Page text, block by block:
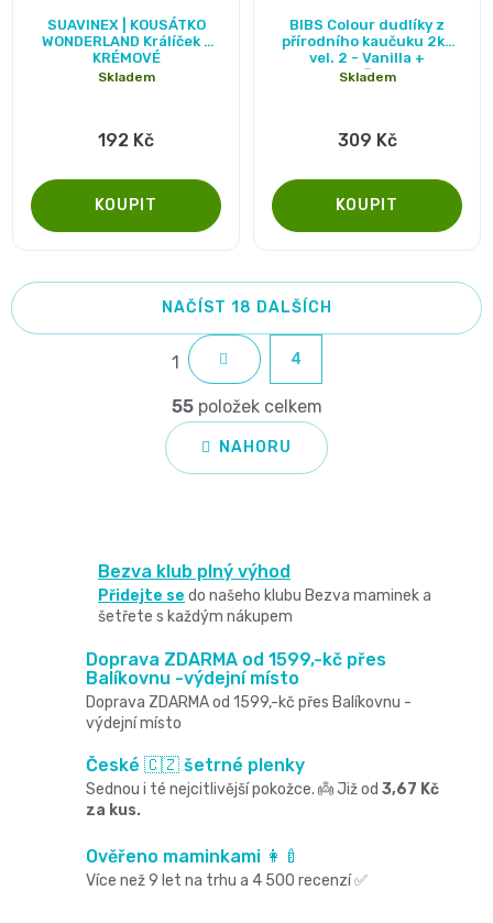
SUAVINEX | KOUSÁTKO
WONDERLAND Králíček -
KRÉMOVÉ
Skladem
192 Kč
BIBS Colour dudlíky z
přírodního kaučuku 2ks
vel. 2 - Vanilla +
Cornflower
Skladem
309 Kč
O
v
l
a
c
í
p
v
y
v
NAČÍST 18 DALŠÍCH
S
t
r
á
n
á
n
1 4
55položek celkem
NAHORU
Bezva klub plný výhod
Přidejte se do našeho klubu Bezva maminek a
šetřete s každým nákupem
Doprava ZDARMA od 1599,-kč přes
Balíkovnu -výdejní místo
Doprava ZDARMA od 1599,-kč přes Balíkovnu -
výdejní místo
České 🇨🇿 šetrné plenky
Sednou i té nejcitlivější pokožce. 👼 Již od 3,67 Kč
za kus.
Ověřeno maminkami 👩‍🍼
Více než 9 let na trhu a 4 500 recenzí ✅